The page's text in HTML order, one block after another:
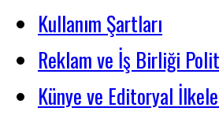
Kullanım Şartları
Reklam ve İş Birliği
Künye ve Editoryal